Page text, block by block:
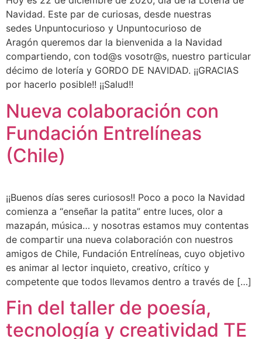
Navidad. Este par de curiosas, desde nuestras
sedes Unpuntocurioso y Unpuntocurioso de
Aragón queremos dar la bienvenida a la Navidad
compartiendo, con tod@s vosotr@s, nuestro particular
décimo de lotería y GORDO DE NAVIDAD. ¡¡GRACIAS
por hacerlo posible!! ¡¡Salud!!
Nueva colaboración con
Fundación Entrelíneas
(Chile)
¡¡Buenos días seres curiosos!! Poco a poco la Navidad
comienza a “enseñar la patita” entre luces, olor a
mazapán, música… y nosotras estamos muy contentas
de compartir una nueva colaboración con nuestros
amigos de Chile, Fundación Entrelíneas, cuyo objetivo
es animar al lector inquieto, creativo, crítico y
competente que todos llevamos dentro a través de […]
Fin del taller de poesía,
tecnología y creatividad TE